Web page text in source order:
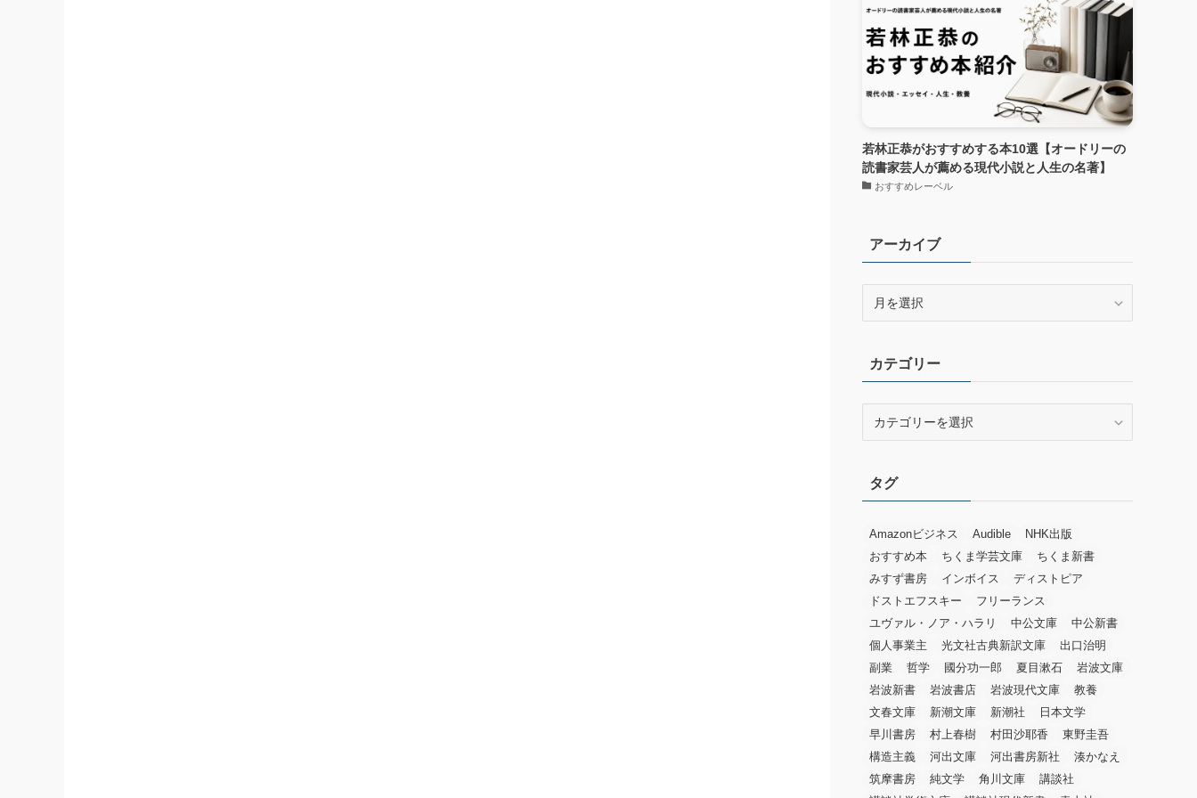
若林正恭がおすすめする本10選【オードリーの
読書家芸人が薦める現代小説と人生の名著】
おすすめレーベル
アーカイブ
ブカテゴリー
ータグ
Amazonビジネス Audible
NHK出版
おすすめ本
ちくま学芸文庫
ちくま新書
みすず書房
インボイス
ディストピア
ドストエフスキー
フリーランス
ユヴァル・ノア・ハラリ
中公文庫
中公新書
個人事業主
光文社古典新訳文庫
出口治明
副業
哲学 國分功一郎 夏目漱石
岩波文庫
岩波新書
岩波書店 岩波現代文庫
教養
文春文庫
新潮文庫 新潮社
日本文学
早川書房
村上春樹 村田沙耶香
東野圭吾
構造主義
河出文庫 河出書房新社
湊かなえ
筑摩書房
純文学 角川文庫
講談社